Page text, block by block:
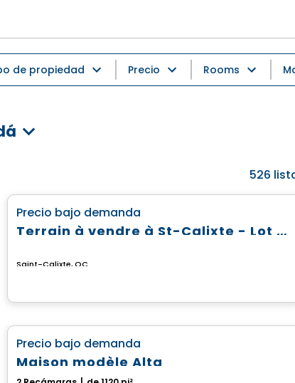
de propiedad Precio Rooms
526
Terreno
Precio bajo demanda
Terrain à vendre à St-Calixte - Lot #4 630 865
Saint-Calixte, QC
Casa
Precio bajo demanda
Maison modèle Alta